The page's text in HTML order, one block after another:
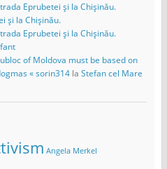
Eprubetei și la Chișinău.
și la Chișinău.
Eprubetei și la Chișinău.
of Moldova must be based on
« sorin314la Stefan cel Mare
Angela Merkel